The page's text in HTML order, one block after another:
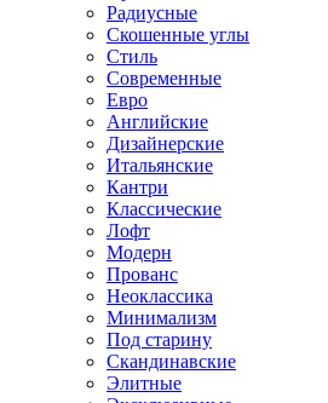
Радиусные
Скошенные углы
Стиль
Современные
Евро
Английские
Дизайнерские
Итальянские
Кантри
Классические
Лофт
Модерн
Прованс
Неоклассика
Минимализм
Под старину
Скандинавские
Элитные